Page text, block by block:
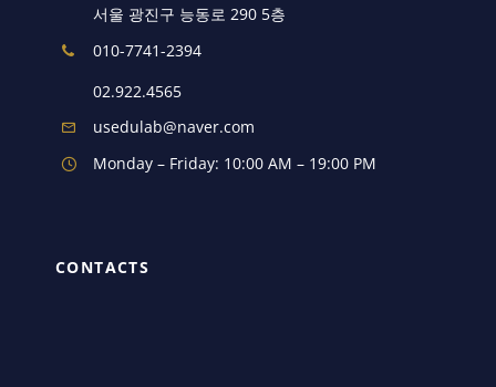
서울 광진구 능동로 290 5층
010-7741-2394
02.922.4565
usedulab@naver.com
Monday – Friday: 10:00 AM – 19:00 PM
CONTACTS